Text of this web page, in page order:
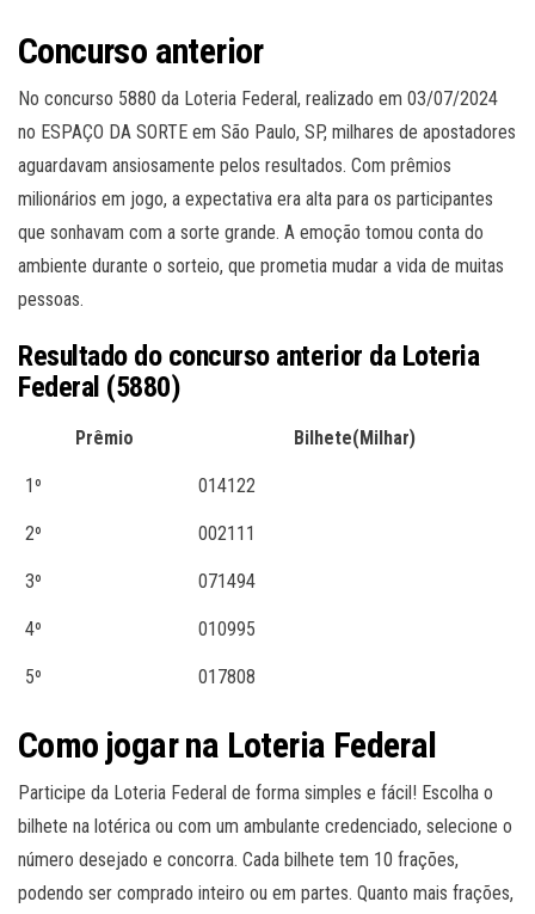
Concurso anterior
No concurso 5880 da Loteria Federal, realizado em 03/07/2024
no ESPAÇO DA SORTE em São Paulo, SP, milhares de apostadores
aguardavam ansiosamente pelos resultados. Com prêmios
milionários em jogo, a expectativa era alta para os participantes
que sonhavam com a sorte grande. A emoção tomou conta do
ambiente durante o sorteio, que prometia mudar a vida de muitas
pessoas.
Resultado do concurso anterior da Loteria
Federal (5880)
Prêmio Bilhete(Milhar)
1º 014122
2º 002111
3º 071494
4º 010995
5º 017808
Como jogar na Loteria Federal
Participe da Loteria Federal de forma simples e fácil! Escolha o
bilhete na lotérica ou com um ambulante credenciado, selecione o
número desejado e concorra. Cada bilhete tem 10 frações,
podendo ser comprado inteiro ou em partes. Quanto mais frações,